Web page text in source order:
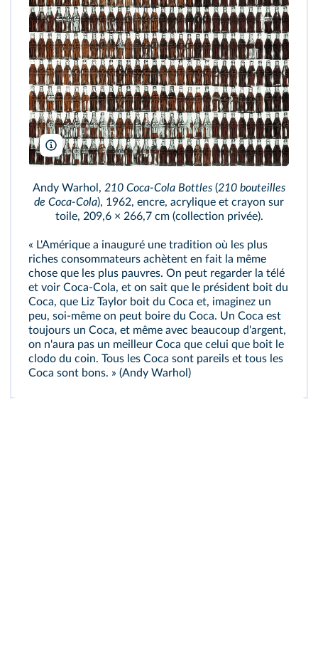
2021 The Andy Warhol Foundation for the Visual Arts, Inc./
Andy Warhol, 210 Coca-Cola Bottles (210 bouteilles
de Coca-Cola), 1962, encre, acrylique et crayon sur
toile, 209,6 × 266,7 cm (collection privée).
« L'Amérique a inauguré une tradition où les plus
riches consommateurs achètent en fait la même
chose que les plus pauvres. On peut regarder la télé
et voir Coca-Cola, et on sait que le président boit du
Coca, que Liz Taylor boit du Coca et, imaginez un
peu, soi-même on peut boire du Coca. Un Coca est
toujours un Coca, et même avec beaucoup d'argent,
on n'aura pas un meilleur Coca que celui que boit le
clodo du coin. Tous les Coca sont pareils et tous les
Coca sont bons. » (Andy Warhol)